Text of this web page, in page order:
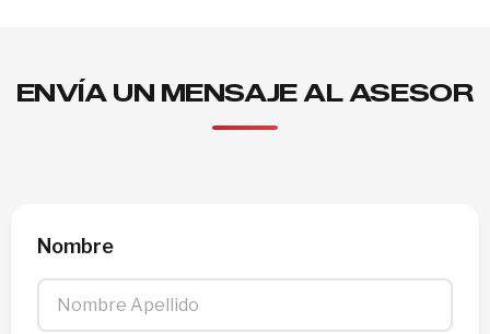
ENVÍA UN MENSAJE AL ASESOR
Nombre